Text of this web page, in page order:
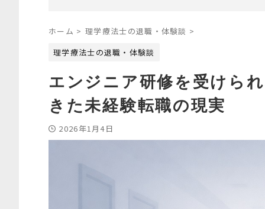
ホーム > 理学療法士の退職・体験談 >
理学療法士の退職・体験談
エンジニア研修を受けら
きた未経験転職の現実
2026年1月4日